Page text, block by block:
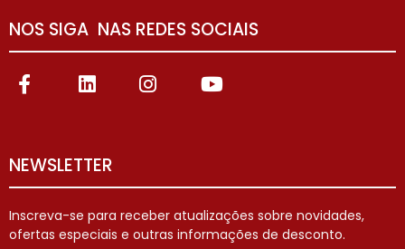
NOS SIGA NAS REDES SOCIAIS
NEWSLETTER
Inscreva-se para receber atualizações sobre novidades,
ofertas especiais e outras informações de desconto.